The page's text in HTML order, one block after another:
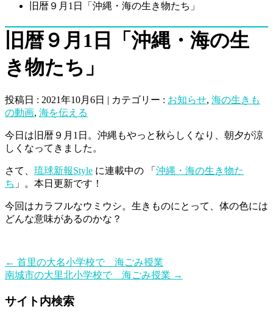
旧暦９月1日「沖縄・海の生き物たち」
旧暦９月1日「沖縄・海の生
き物たち」
投稿日 : 2021年10月6日 | カテゴリー : お知らせ, 海の生きも
の動画, 海を伝える
今日は旧暦９月1日。沖縄もやっと秋らしくなり、朝夕が涼
しくなってきました。
さて、 琉球新報Style に連載中の 「 沖縄・海の生き物た
ち 」。本日更新です！
今回はカラフルなウミウシ。生きものにとって、体の色には
どんな意味があるのかな？
← 首里の大名小学校で 海ごみ授業
南城市の大里北小学校で 海ごみ授業 →
サイト内検索